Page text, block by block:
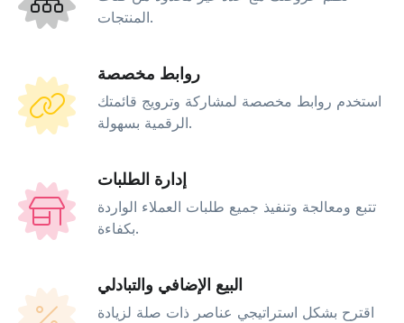
المنتجات.
روابط مخصصة
استخدم روابط مخصصة لمشاركة وترويج قائمتك
الرقمية بسهولة.
إدارة الطلبات
تتبع ومعالجة وتنفيذ جميع طلبات العملاء الواردة
بكفاءة.
البيع الإضافي والتبادلي
اقترح بشكل استراتيجي عناصر ذات صلة لزيادة